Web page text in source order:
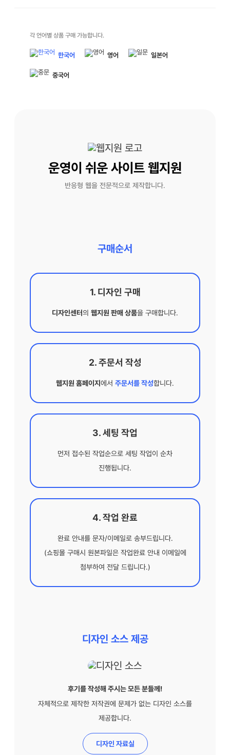
각 언어별 상품 구매 가능합니다.
한국어 영어 일본어
중국어
운영이 쉬운 사이트 웹지원
반응형 웹을 전문적으로 제작합니다.
구매순서
1. 디자인 구매
디자인센터의 웹지원 판매 상품을 구매합니다.
2. 주문서 작성
웹지원 홈페이지 에서 주문서를 작성합니다.
3. 세팅 작업
먼저 접수된 작업순으로 세팅 작업이 순차
진행됩니다.
4. 작업 완료
완료 안내를 문자/이메일로 송부드립니다.
(쇼핑몰 구매시 원본파일은 작업완료 안내 이메일에
첨부하여 전달 드립니다.)
디자인 소스 제공
후기를 작성해 주시는 모든 분들께!
자체적으로 제작한 저작권에 문제가 없는 디자인 소스를
제공합니다.
디자인 자료실